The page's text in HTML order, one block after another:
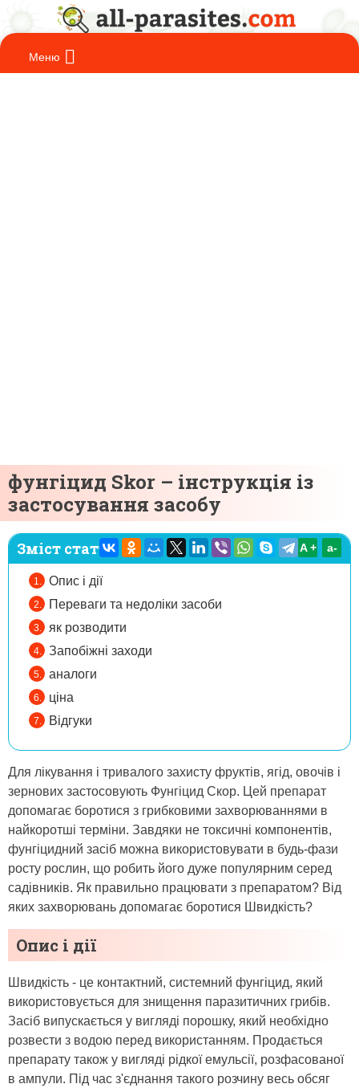
фунгіцид Skor – інструкція із
застосування засобу
Зміст статті:
Опис і дії
Переваги та недоліки засоби
як розводити
Запобіжні заходи
аналоги
ціна
Відгуки
A + а-
Для лікування і тривалого захисту фруктів, ягід, овочів і
зернових застосовують Фунгіцид Скор. Цей препарат
допомагає боротися з грибковими захворюваннями в
найкоротші терміни. Завдяки не токсичні компонентів,
фунгіцидний засіб можна використовувати в будь-фази
росту рослин, що робить його дуже популярним серед
садівників. Як правильно працювати з препаратом? Від
яких захворювань допомагає боротися Швидкість?
Опис і дії
Швидкість - це контактний, системний фунгіцид, який
використовується для знищення паразитичних грибів.
Засіб випускається у вигляді порошку, який необхідно
розвести з водою перед використанням. Продається
препарату також у вигляді рідкої емульсії, розфасованої
в ампули. Під час з'єднання такого розчину весь обсяг